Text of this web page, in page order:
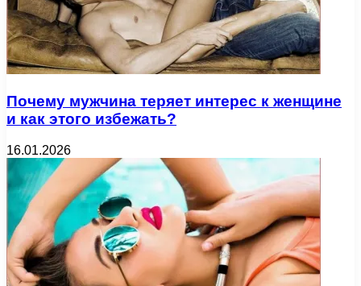
Почему мужчина теряет интерес к женщине
и как этого избежать?
16.01.2026